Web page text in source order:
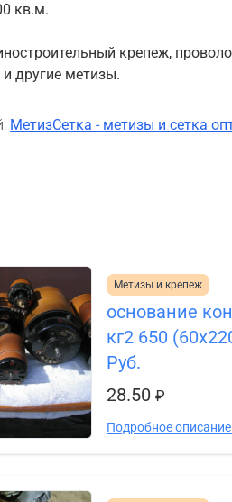
кв.м.
крепеж,
другие метизы.
МетизСетка - метизы и сетка
Метизы и крепеж
основание
кг2 650
Руб.
28.50₽
Подробное описание